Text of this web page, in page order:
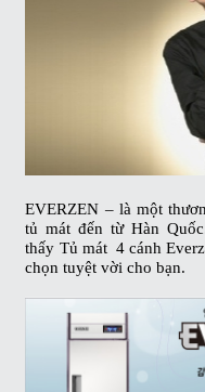
EVERZEN – là một
tủ mát đến từ Hàn
thấy Tủ mát 4 cánh
chọn tuyệt vời cho bạn.